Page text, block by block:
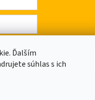
Ďalším
súhlas s ich